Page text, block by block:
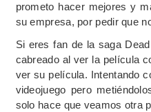
prometo hacer mejores y
su empresa, por pedir que
Si eres fan de la saga
cabreado al ver la película
ver su película. Intentando
videojuego pero
solo hace que veamos otra